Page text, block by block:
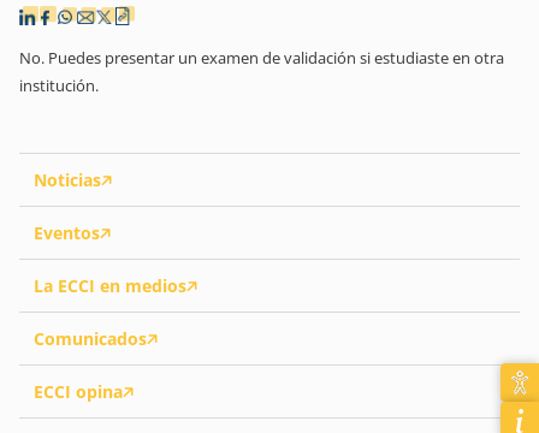
Noticias
Eventos
La ECCI en medios
Comunicados
ECCI opina
No. Puedes presentar un examen de validación si estudiaste en otra
institución.